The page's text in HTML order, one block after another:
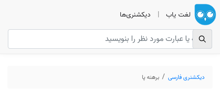
لغت یاب | دیکشنری‌ها
دیکشنری فارسی برهنه پا